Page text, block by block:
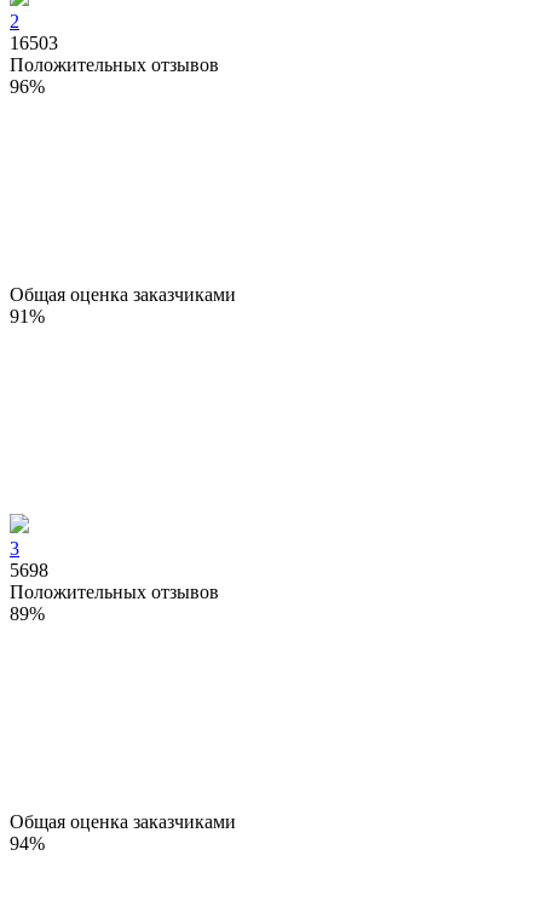
2
16503
Положительных отзывов
96%
Общая оценка заказчиками
91%
3
5698
Положительных отзывов
89%
Общая оценка заказчиками
94%